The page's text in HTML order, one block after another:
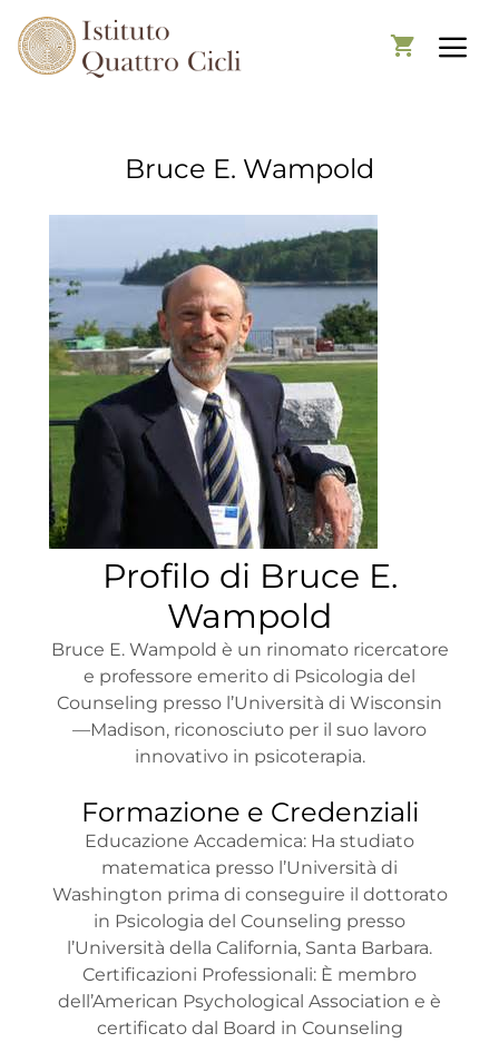
Bruce E. Wampold
Profilo di Bruce E.
Wampold
Bruce E. Wampold è un rinomato ricercatore
e professore emerito di Psicologia del
Counseling presso l’Università di Wisconsin
—Madison, riconosciuto per il suo lavoro
innovativo in psicoterapia.
Formazione e Credenziali
Educazione Accademica: Ha studiato
matematica presso l’Università di
Washington prima di conseguire il dottorato
in Psicologia del Counseling presso
l’Università della California, Santa Barbara.
Certificazioni Professionali: È membro
dell’American Psychological Association e è
certificato dal Board in Counseling